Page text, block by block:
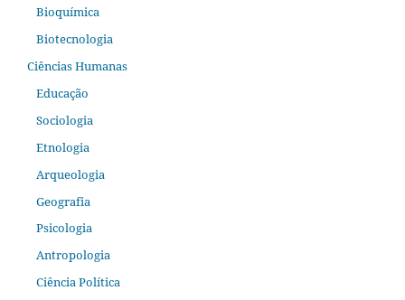
Bioquímica
Biotecnologia
Ciências Humanas
Educação
Sociologia
Etnologia
Arqueologia
Geografia
Psicologia
Antropologia
Ciência Política